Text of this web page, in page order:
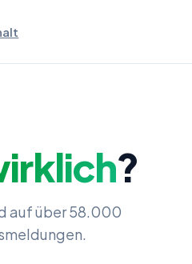
?
auf über 58.000